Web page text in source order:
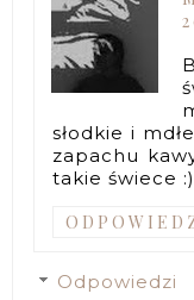
słodkie i
zapachu
takie świece :)
Odpowiedzi